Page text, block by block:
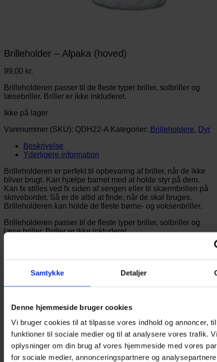
Samtykke Detaljer
Denne hjemmeside bruger cookies
Vi bruger cookies til at tilpasse vores indhold og annoncer,
funktioner til sociale medier og til at analysere vores trafik.
oplysninger om din brug af vores hjemmeside med vores
for sociale medier, annonceringspartnere og
Brilleholder – Alpaka (hoved)
99,00 kr.
Brilleholderen passer til de fleste typer briller, solbriller og
læsebriller. Briller er ikke inkluderet.
Ikke på lager
Varenummer (SKU): QDH22-A Kategorier: Brilleholdere, Dyr
Beskrivelse
Yderligere information
Brilleholderen er perfekt til opbevaring af briller, når de ikke
bliver brugt. Kan hjælpe barnet med at holde styr på dem.
Kan fx stilles ved fx siden af sengen eller til skærmbrillen på
skrivebordet. Så er de altid at finde, når de skal bruges.
Brilleholderen kan holde de fleste børne- og voksenbriller.
Brilleholderen passer til de fleste typer briller, solbriller og
læse briller. Briller er ikke inkluderet.
Du kunne også være interesseret i…